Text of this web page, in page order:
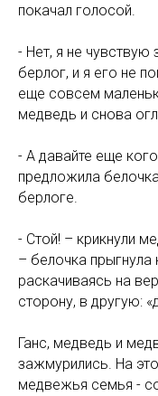
покачал голосой.
- Нет, я не чувствую
берлог, и я его не
еще совсем
медведь и снова
- А давайте еще
предложила
берлоге.
- Стой! – крикнули
– белочка прыгнула
раскачиваясь на
сторону, в другую:
Ганс, медведь и
зажмурились. На
медвежья семья -